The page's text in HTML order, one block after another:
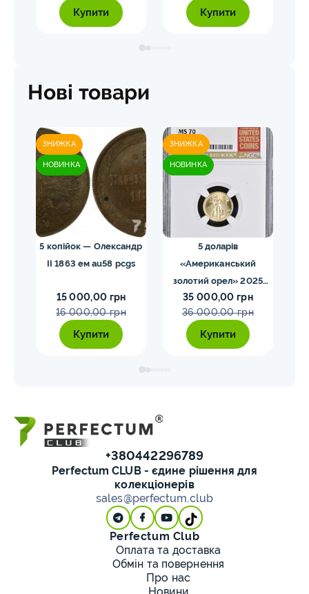
Купити Купити
Нові товари
ЗНИЖКА
НОВИНКА
5 копійок — Олександр
II 1863 ем au58 pcgs
15 000,00 грн
16 000,00 грн
Купити
ЗНИЖКА
НОВИНКА
5 доларів
«Американський
золотий орел» 2025
MS70 NGC орел тип2
35 000,00 грн
36 000,00 грн
Купити
+380442296789
Perfectum CLUB - єдине рішення для
колекціонерів
sales@perfectum.club
Perfectum Club
Оплата та доставка
Обмін та повернення
Про нас